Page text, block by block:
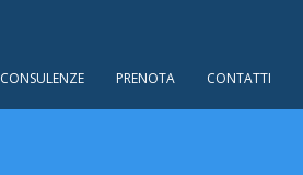
CONSULENZE PRENOTA CONTATTI